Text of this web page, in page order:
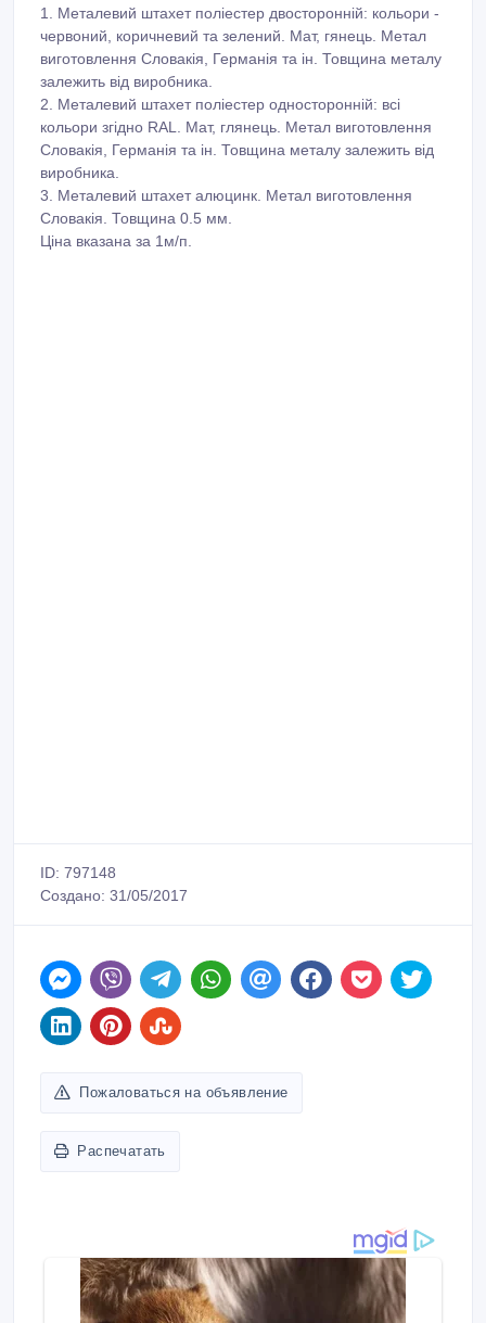
1. Металевий штахет поліестер двосторонній: кольори -
червоний, коричневий та зелений. Мат, гянець. Метал
виготовлення Словакія, Германія та ін. Товщина металу
залежить від виробника.
2. Металевий штахет поліестер односторонній: всі
кольори згідно RAL. Мат, глянець. Метал виготовлення
Словакія, Германія та ін. Товщина металу залежить від
виробника.
3. Металевий штахет алюцинк. Метал виготовлення
Словакія. Товщина 0.5 мм.
Ціна вказана за 1м/п.
ID: 797148
Создано: 31/05/2017
Пожаловаться на объявление
Распечатать